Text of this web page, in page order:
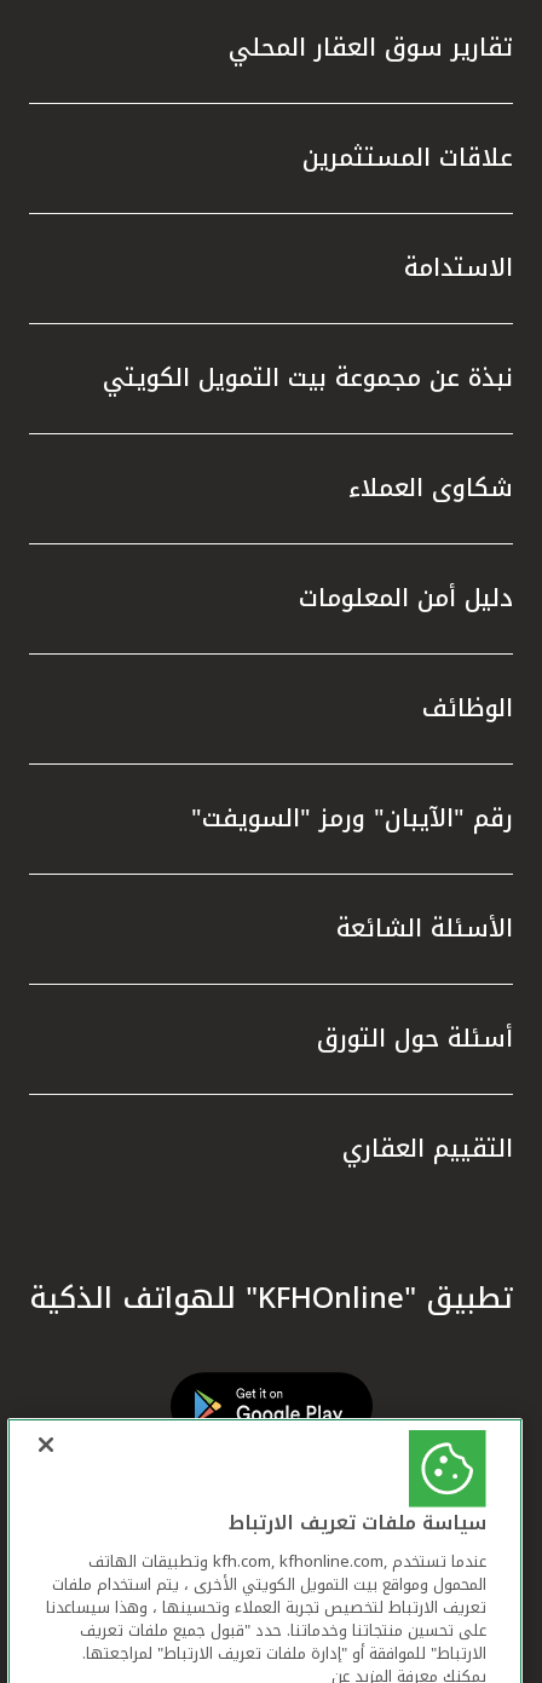
تقارير سوق العقار المحلي
علاقات المستثمرين
الاستدامة
نبذة عن مجموعة بيت التمويل الكويتي
شكاوى العملاء
دليل أمن المعلومات
الوظائف
رقم "الآيبان" ورمز "السويفت"
الأسئلة الشائعة
أسئلة حول التورق
التقييم العقاري
تطبيق "KFHOnline" للهواتف الذكية
سياسة ملفات تعريف الارتباط
عندما تستخدم ,kfh.com, kfhonline.com وتطبيقات الهاتف
المحمول ومواقع بيت التمويل الكويتي الأخرى ، يتم استخدام ملفات
تعريف الارتباط لتخصيص تجربة العملاء وتحسينها ، وهذا سيساعدنا
على تحسين منتجاتنا وخدماتنا. حدد "قبول جميع ملفات تعريف
الارتباط" للموافقة أو "إدارة ملفات تعريف الارتباط" لمراجعتها.
يمكنك معرفة المزيد عن